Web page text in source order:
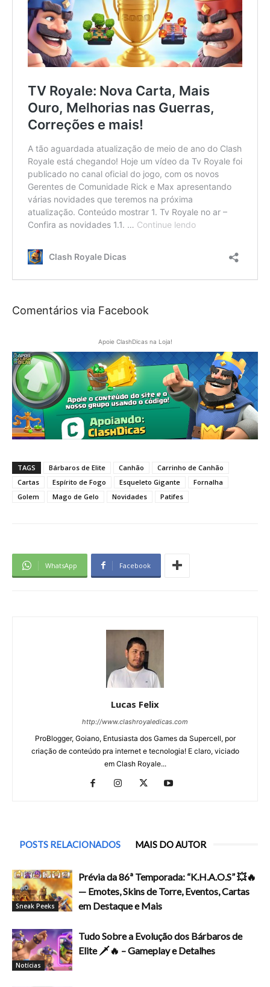
Comentários via Facebook
Apoie ClashDicas na Loja!
TAGS Bárbaros de Elite Canhão
Carrinho de Canhão
Cartas
Espírito de Fogo Esqueleto Gigante
Fornalha
Golem
Mago de Gelo Novidades Patifes
WhatsApp Facebook
Lucas Felix
http://www.clashroyaledicas.com
ProBlogger, Goiano, Entusiasta dos Games da Supercell, por
criação de conteúdo pra internet e tecnologia! E claro, viciado
em Clash Royale...
POSTS RELACIONADOS MAIS DO AUTOR
Sneak Peeks
Prévia da 86ª Temporada: “K.H.A.O.S” 💥🔥
— Emotes, Skins de Torre, Eventos, Cartas
em Destaque e Mais
Notícias
Tudo Sobre a Evolução dos Bárbaros de
Elite 🗡️🔥 – Gameplay e Detalhes